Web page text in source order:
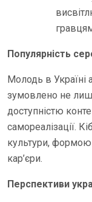
Популярність
Молодь в Україні
зумовлено не
доступністю
самореалізації.
культури,
кар’єри.
Перспективи